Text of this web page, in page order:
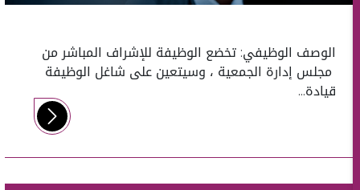
الوصف الوظيفي: تخضع الوظيفة للإشراف المباشر من
مجلس إدارة الجمعية ، وسيتعين على شاغل الوظيفة
قيادة...